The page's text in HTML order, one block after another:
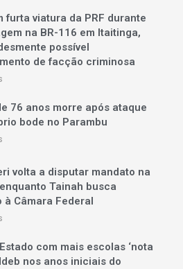
furta viatura da PRF durante
na BR-116 em Itaitinga,
possível
de facção criminosa
76 anos morre após ataque
bode no Parambu
volta a disputar mandato na
Tainah busca
à Câmara Federal
com mais escolas ‘nota
nos anos iniciais do